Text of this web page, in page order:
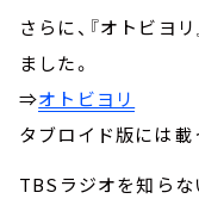
さらに、『オトビヨ
ました。
⇒オトビヨリ
タブロイド版には載
TBSラジオを知らな